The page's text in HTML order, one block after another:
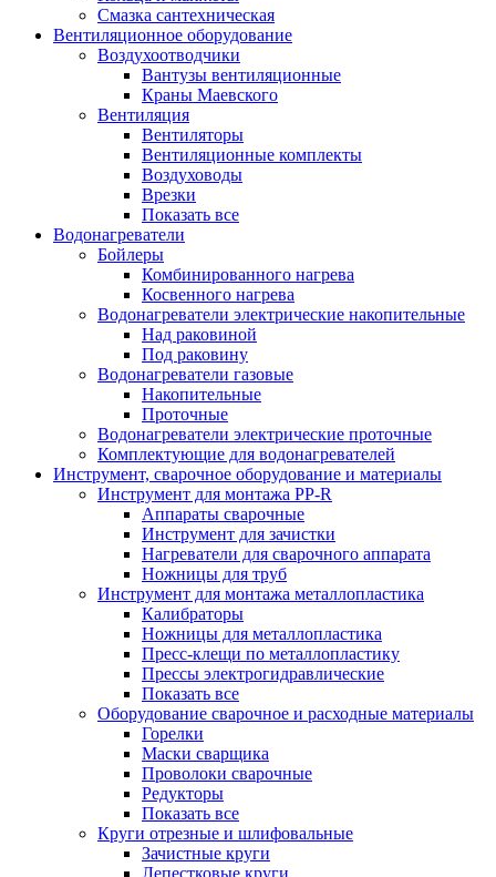
Смазка сантехническая
Вентиляционное оборудование
Воздухоотводчики
Вантузы вентиляционные
Краны Маевского
Вентиляция
Вентиляторы
Вентиляционные комплекты
Воздуховоды
Врезки
Показать все
Водонагреватели
Бойлеры
Комбинированного нагрева
Косвенного нагрева
Водонагреватели электрические накопительные
Над раковиной
Под раковину
Водонагреватели газовые
Накопительные
Проточные
Водонагреватели электрические проточные
Комплектующие для водонагревателей
Инструмент, сварочное оборудование и материалы
Инструмент для монтажа PP-R
Аппараты сварочные
Инструмент для зачистки
Нагреватели для сварочного аппарата
Ножницы для труб
Инструмент для монтажа металлопластика
Калибраторы
Ножницы для металлопластика
Пресс-клещи по металлопластику
Прессы электрогидравлические
Показать все
Оборудование сварочное и расходные материалы
Горелки
Маски сварщика
Проволоки сварочные
Редукторы
Показать все
Круги отрезные и шлифовальные
Зачистные круги
Лепестковые круги